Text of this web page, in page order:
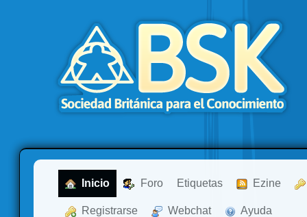
Inicio Foro Etiquetas Ezine
Registrarse Webchat Ayuda